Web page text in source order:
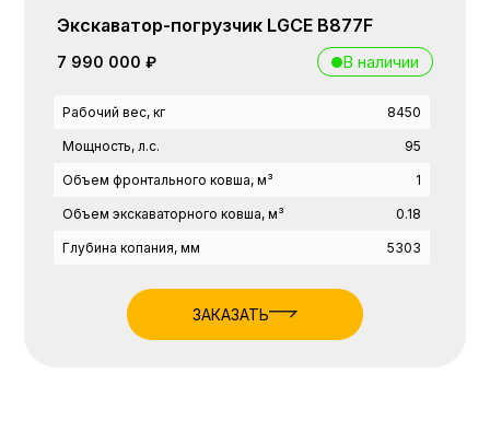
Экскаватор-погрузчик LGCE B877F
7 990 000 ₽ В наличии
Рабочий вес, кг 8450
Мощность, л.с. 95
Объем фронтального ковша, м³ 1
Объем экскаваторного ковша, м³ 0.18
Глубина копания, мм 5303
ЗАКАЗАТЬ